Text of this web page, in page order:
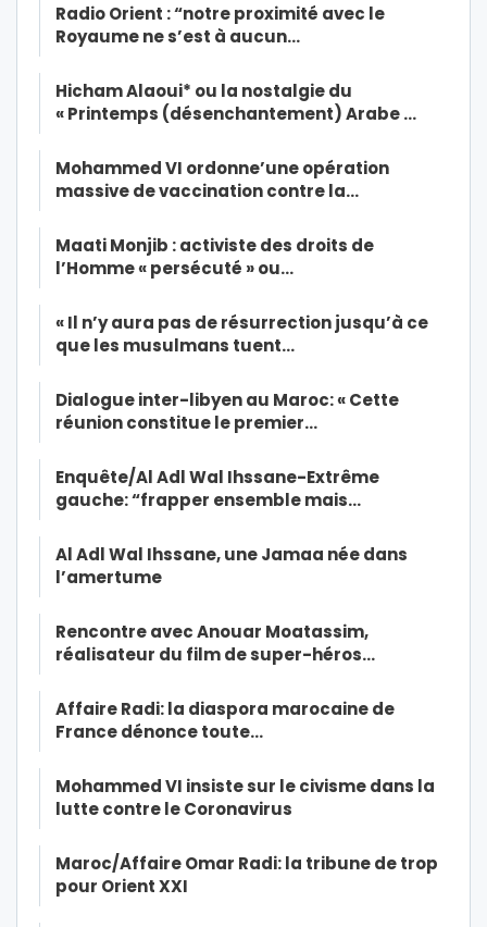
Radio Orient : “notre proximité avec le
Royaume ne s’est à aucun…
Hicham Alaoui* ou la nostalgie du
« Printemps (désenchantement) Arabe …
Mohammed VI ordonne’une opération
massive de vaccination contre la…
Maati Monjib : activiste des droits de
l’Homme « persécuté » ou…
« Il n’y aura pas de résurrection jusqu’à ce
que les musulmans tuent…
Dialogue inter-libyen au Maroc: « Cette
réunion constitue le premier…
Enquête/Al Adl Wal Ihssane-Extrême
gauche: “frapper ensemble mais…
Al Adl Wal Ihssane, une Jamaa née dans
l’amertume
Rencontre avec Anouar Moatassim,
réalisateur du film de super-héros…
Affaire Radi: la diaspora marocaine de
France dénonce toute…
Mohammed VI insiste sur le civisme dans la
lutte contre le Coronavirus
Maroc/Affaire Omar Radi: la tribune de trop
pour Orient XXI